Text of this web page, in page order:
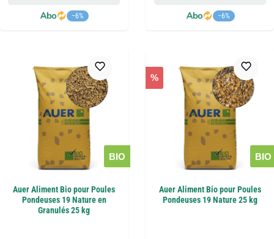
−6% −6%
BIO
Auer Aliment Bio pour Poules
Pondeuses 19 Nature en
Granulés 25 kg
%
BIO
Auer Aliment Bio pour Poules
Pondeuses 19 Nature 25 kg